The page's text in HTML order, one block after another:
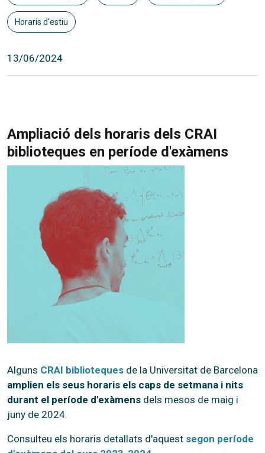
Horaris d'estiu
13/06/2024
Ampliació dels horaris dels CRAI
biblioteques en període d'exàmens
Alguns CRAI biblioteques de la Universitat de Barcelona
amplien els seus horaris els caps de setmana i nits
durant el període d'exàmens dels mesos de maig i
juny de 2024.
Consulteu els horaris detallats d'aquest segon període